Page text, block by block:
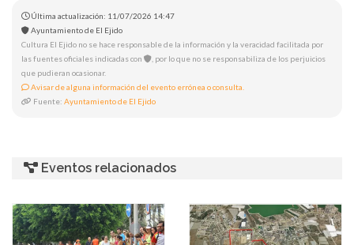
Última actualización: 11/07/2026 14:47
Ayuntamiento de El Ejido
Cultura El Ejido no se hace responsable de la información y la veracidad facilitada por
las fuentes oficiales indicadas con
, por lo que no se responsabiliza de los perjuicios
que pudieran ocasionar.
Avisar de alguna información del evento errónea o consulta.
Fuente: Ayuntamiento de El Ejido
Eventos relacionados